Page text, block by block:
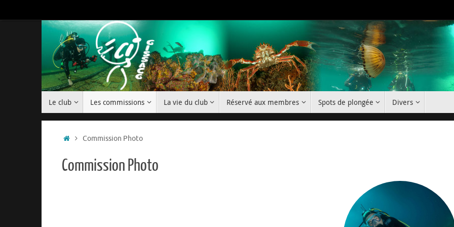
au
Le club Les commissions La vie du club Réservé aux membres Spots de plongée Divers
Accueil
Commission Photo
Commission Photo